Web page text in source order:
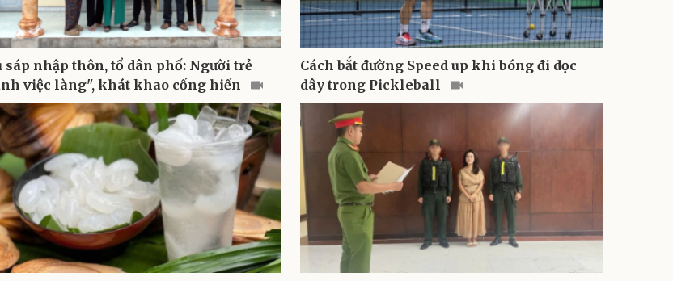
sáp nhập thôn, tổ dân phố: Người trẻ
việc làng", khát khao cống hiến
Cách bắt đường Speed up khi bóng đi dọc
dây trong Pickleball